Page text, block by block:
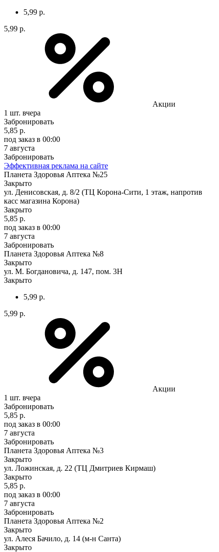
5,99 р.
5,99 р.
Акции
1 шт. вчера
Забронировать
5,85 р.
под заказ в 00:00
7 августа
Забронировать
Эффективная реклама на сайте
Планета Здоровья Аптека №25
Закрыто
ул. Денисовская, д. 8/2 (ТЦ Корона-Сити, 1 этаж, напротив
касс магазина Корона)
Закрыто
5,85 р.
под заказ в 00:00
7 августа
Забронировать
Планета Здоровья Аптека №8
Закрыто
ул. М. Богдановича, д. 147, пом. 3Н
Закрыто
5,99 р.
5,99 р.
Акции
1 шт. вчера
Забронировать
5,85 р.
под заказ в 00:00
7 августа
Забронировать
Планета Здоровья Аптека №3
Закрыто
ул. Ложинская, д. 22 (ТЦ Дмитриев Кирмаш)
Закрыто
5,85 р.
под заказ в 00:00
7 августа
Забронировать
Планета Здоровья Аптека №2
Закрыто
ул. Алеся Бачило, д. 14 (м-н Санта)
Закрыто